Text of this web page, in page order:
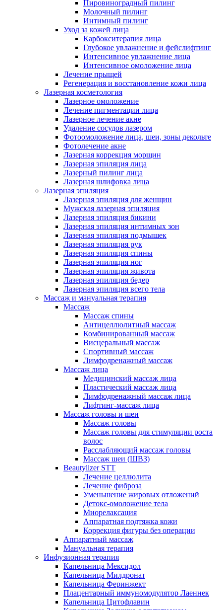
Пировиноградный пилинг
Молочный пилинг
Интимный пилинг
Уход за кожей лица
Карбокситерапия лица
Глубокое увлажнение и фейслифтинг
Интенсивное увлажнение лица
Интенсивное омоложение лица
Лечение прыщей
Регенерация и восстановление кожи лица
Лазерная косметология
Лазерное омоложение
Лечение пигментации лица
Лазерное лечение акне
Удаление сосудов лазером
Фотоомоложение лица, шеи, зоны декольте
Фотолечение акне
Лазерная коррекция морщин
Лазерная эпиляция лица
Лазерный пилинг лица
Лазерная шлифовка лица
Лазерная эпиляция
Лазерная эпиляция для женщин
Мужская лазерная эпиляция
Лазерная эпиляция бикини
Лазерная эпиляция интимных зон
Лазерная эпиляция подмышек
Лазерная эпиляция рук
Лазерная эпиляция спины
Лазерная эпиляция ног
Лазерная эпиляция живота
Лазерная эпиляция бедер
Лазерная эпиляция всего тела
Массаж и мануальная терапия
Массаж
Массаж спины
Антицеллюлитный массаж
Комбинированный массаж
Висцеральный массаж
Спортивный массаж
Лимфодренажный массаж
Массаж лица
Медицинский массаж лица
Пластический массаж лица
Лимфодренажный массаж лица
Лифтинг-массаж лица
Массаж головы и шеи
Массаж головы
Массаж головы для стимуляции роста
волос
Расслабляющий массаж головы
Массаж шеи (ШВЗ)
Beautylizer STT
Лечение целлюлита
Лечение фиброза
Уменьшение жировых отложений
Детокс-омоложение тела
Миорелаксация
Аппаратная подтяжка кожи
Коррекция фигуры без операции
Аппаратный массаж
Мануальная терапия
Инфузионная терапия
Капельница Мексидол
Капельница Милдронат
Капельница Феринжект
Плацентарный иммуномодулятор Лаеннек
Капельница Цитофлавин